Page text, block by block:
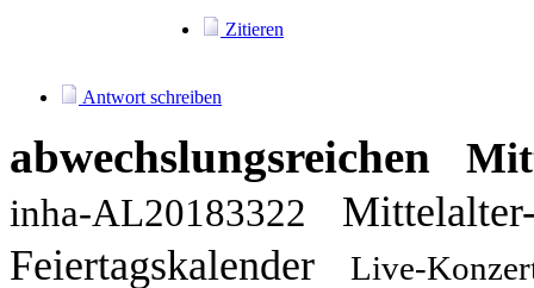
Zitieren
Antwort schreiben
abwechslungsreichen
inha-AL20183322
Feiertagskalender
Live-